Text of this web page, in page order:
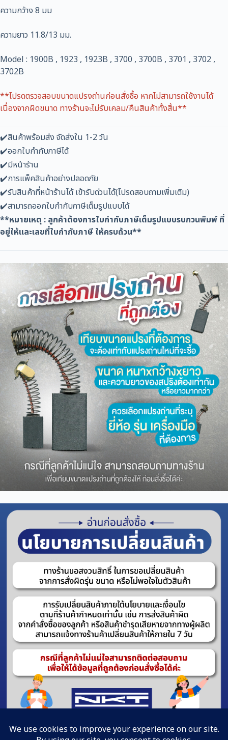
ความกว้าง 8 มม
ความยาว 11.8/13 มม.
Model : 1900B , 1923 , 1923B , 3700 , 3700B , 3701 , 3702 ,
3702B
**โปรดตรวจสอบขนาดแปรงถ่านก่อนสั่งซื้อ หากไม่สามารถใช้งานได้
เนื่องจากผิดขนาด ทางร้านจะไม่รับเคลม/คืนสินค้าทั้งสิ้น**
✔️สินค้าพร้อมส่ง จัดส่งใน 1-2 วัน
✔️ออกใบกำกับภาษีได้
✔️มีหน้าร้าน
✔️การแพ็คสินค้าอย่างปลอดภัย
✔️รับสินค้าที่หน้าร้านได้ เข้ารับด่วนได้(โปรดสอบถามเพิ่มเติม)
✔️สามารถออกใบกำกับภาษีเต็มรูปแบบได้
**หมายเหตุ : ลูกค้าต้องการใบกำกับภาษีเต็มรูปแบบรบกวนพิมพ์ ที่
อยู่ให้และเลขที่ใบกำกับภาษี ให้ครบถ้วน**